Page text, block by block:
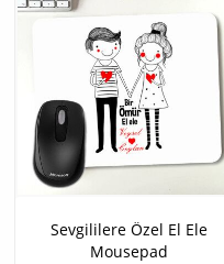
Sevgililere Özel El Ele
Mousepad